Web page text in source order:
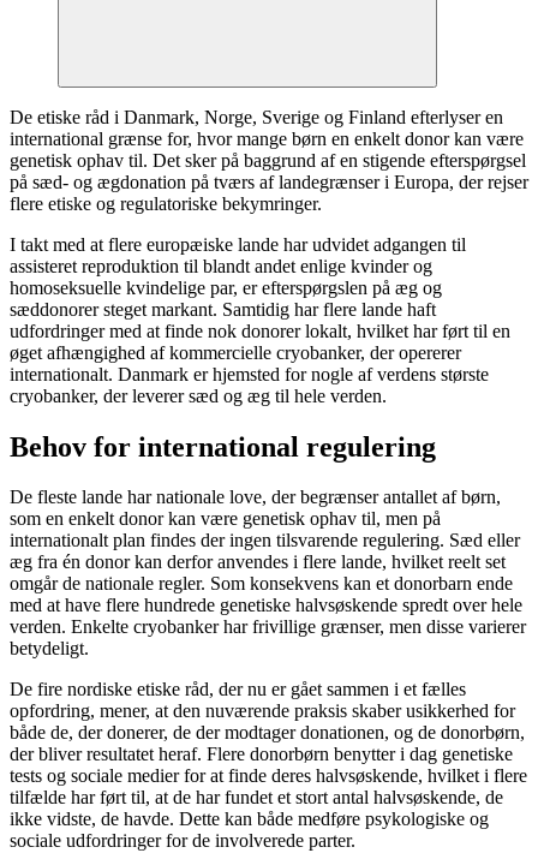
De etiske råd i Danmark, Norge, Sverige og Finland efterlyser en
international grænse for, hvor mange børn en enkelt donor kan være
genetisk ophav til. Det sker på baggrund af en stigende efterspørgsel
på sæd- og ægdonation på tværs af landegrænser i Europa, der rejser
flere etiske og regulatoriske bekymringer.
I takt med at flere europæiske lande har udvidet adgangen til
assisteret reproduktion til blandt andet enlige kvinder og
homoseksuelle kvindelige par, er efterspørgslen på æg og
sæddonorer steget markant. Samtidig har flere lande haft
udfordringer med at finde nok donorer lokalt, hvilket har ført til en
øget afhængighed af kommercielle cryobanker, der opererer
internationalt. Danmark er hjemsted for nogle af verdens største
cryobanker, der leverer sæd og æg til hele verden.
Behov for international regulering
De fleste lande har nationale love, der begrænser antallet af børn,
som en enkelt donor kan være genetisk ophav til, men på
internationalt plan findes der ingen tilsvarende regulering. Sæd eller
æg fra én donor kan derfor anvendes i flere lande, hvilket reelt set
omgår de nationale regler. Som konsekvens kan et donorbarn ende
med at have flere hundrede genetiske halvsøskende spredt over hele
verden. Enkelte cryobanker har frivillige grænser, men disse varierer
betydeligt.
De fire nordiske etiske råd, der nu er gået sammen i et fælles
opfordring, mener, at den nuværende praksis skaber usikkerhed for
både de, der donerer, de der modtager donationen, og de donorbørn,
der bliver resultatet heraf. Flere donorbørn benytter i dag genetiske
tests og sociale medier for at finde deres halvsøskende, hvilket i flere
tilfælde har ført til, at de har fundet et stort antal halvsøskende, de
ikke vidste, de havde. Dette kan både medføre psykologiske og
sociale udfordringer for de involverede parter.